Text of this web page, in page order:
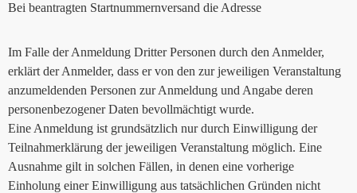
Bei beantragten Startnummernversand die Adresse
Im Falle der Anmeldung Dritter Personen durch den Anmelder,
erklärt der Anmelder, dass er von den zur jeweiligen Veranstaltung
anzumeldenden Personen zur Anmeldung und Angabe deren
personenbezogener Daten bevollmächtigt wurde.
Eine Anmeldung ist grundsätzlich nur durch Einwilligung der
Teilnahmerklärung der jeweiligen Veranstaltung möglich. Eine
Ausnahme gilt in solchen Fällen, in denen eine vorherige
Einholung einer Einwilligung aus tatsächlichen Gründen nicht